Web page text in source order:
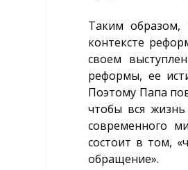
Таким образом,
контексте
своем
реформы, ее
Поэтому Папа
чтобы вся
современного
состоит в том,
обращение».